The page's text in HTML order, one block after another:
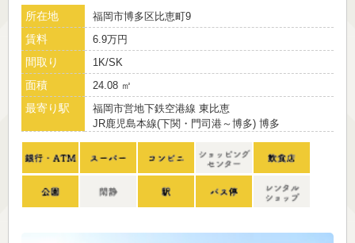
所在地 福岡市博多区比恵町9
賃料 6.9万円
間取り 1K/SK
面積 24.08 ㎡
最寄り駅
福岡市営地下鉄空港線 東比恵
JR鹿児島本線(下関・門司港～博多) 博多